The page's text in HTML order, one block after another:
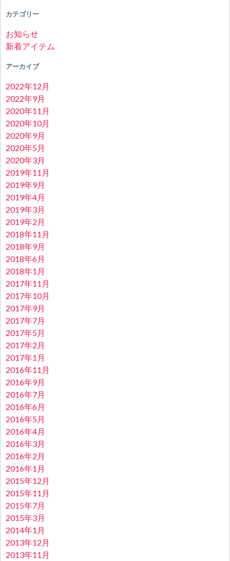
カテゴリー
お知らせ
新着アイテム
アーカイブ
2022年12月
2022年9月
2020年11月
2020年10月
2020年9月
2020年5月
2020年3月
2019年11月
2019年9月
2019年4月
2019年3月
2019年2月
2018年11月
2018年9月
2018年6月
2018年1月
2017年11月
2017年10月
2017年9月
2017年7月
2017年5月
2017年2月
2017年1月
2016年11月
2016年9月
2016年7月
2016年6月
2016年5月
2016年4月
2016年3月
2016年2月
2016年1月
2015年12月
2015年11月
2015年7月
2015年3月
2014年1月
2013年12月
2013年11月